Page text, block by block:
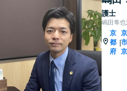
護士
嶋田隼
京
都
府
|